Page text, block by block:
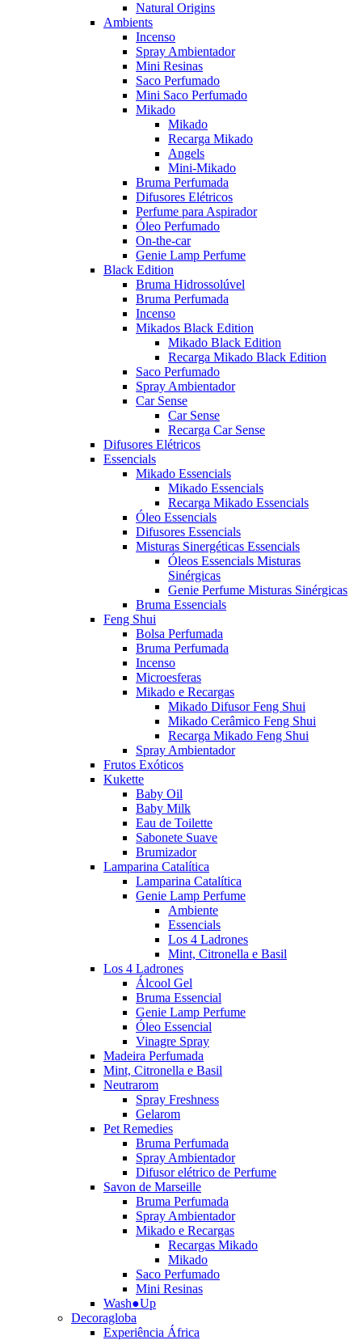
Natural Origins
Ambients
Incenso
Spray Ambientador
Mini Resinas
Saco Perfumado
Mini Saco Perfumado
Mikado
Mikado
Recarga Mikado
Angels
Mini-Mikado
Bruma Perfumada
Difusores Elétricos
Perfume para Aspirador
Óleo Perfumado
On-the-car
Genie Lamp Perfume
Black Edition
Bruma Hidrossolúvel
Bruma Perfumada
Incenso
Mikados Black Edition
Mikado Black Edition
Recarga Mikado Black Edition
Saco Perfumado
Spray Ambientador
Car Sense
Car Sense
Recarga Car Sense
Difusores Elétricos
Essencials
Mikado Essencials
Mikado Essencials
Recarga Mikado Essencials
Óleo Essencials
Difusores Essencials
Misturas Sinergéticas Essencials
Óleos Essencials Misturas
Sinérgicas
Genie Perfume Misturas Sinérgicas
Bruma Essencials
Feng Shui
Bolsa Perfumada
Bruma Perfumada
Incenso
Microesferas
Mikado e Recargas
Mikado Difusor Feng Shui
Mikado Cerâmico Feng Shui
Recarga Mikado Feng Shui
Spray Ambientador
Frutos Exóticos
Kukette
Baby Oil
Baby Milk
Eau de Toilette
Sabonete Suave
Brumizador
Lamparina Catalítica
Lamparina Catalítica
Genie Lamp Perfume
Ambiente
Essencials
Los 4 Ladrones
Mint, Citronella e Basil
Los 4 Ladrones
Álcool Gel
Bruma Essencial
Genie Lamp Perfume
Óleo Essencial
Vinagre Spray
Madeira Perfumada
Mint, Citronella e Basil
Neutrarom
Spray Freshness
Gelarom
Pet Remedies
Bruma Perfumada
Spray Ambientador
Difusor elétrico de Perfume
Savon de Marseille
Bruma Perfumada
Spray Ambientador
Mikado e Recargas
Recargas Mikado
Mikado
Saco Perfumado
Mini Resinas
Wash●Up
Decoragloba
Experiência África